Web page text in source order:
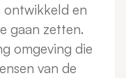
ontwikkeld en
gaan zetten.
omgeving die
van de